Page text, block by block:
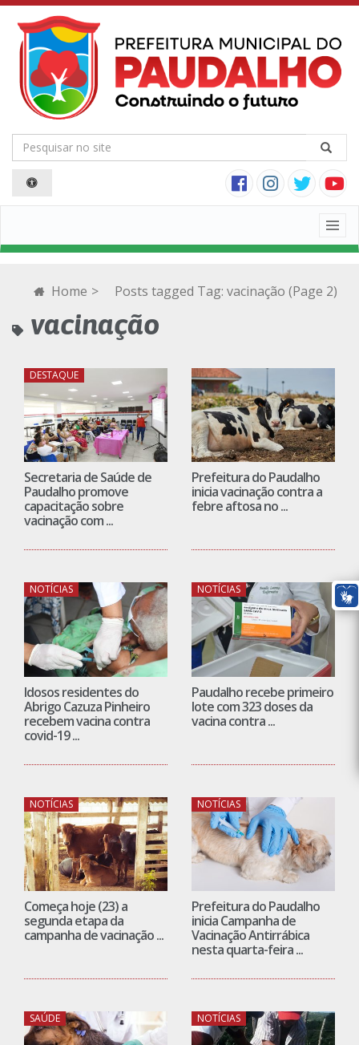
Home > Posts tagged Tag: vacinação (Page 2)
vacinação
DESTAQUE
Secretaria de Saúde de
Paudalho promove
capacitação sobre
vacinação com ...
Prefeitura do Paudalho
inicia vacinação contra a
febre aftosa no ...
NOTÍCIAS
Idosos residentes do
Abrigo Cazuza Pinheiro
recebem vacina contra
covid-19 ...
NOTÍCIAS
Paudalho recebe primeiro
lote com 323 doses da
vacina contra ...
NOTÍCIAS
Começa hoje (23) a
segunda etapa da
campanha de vacinação ...
NOTÍCIAS
Prefeitura do Paudalho
inicia Campanha de
Vacinação Antirrábica
nesta quarta-feira ...
SAÚDE NOTÍCIAS